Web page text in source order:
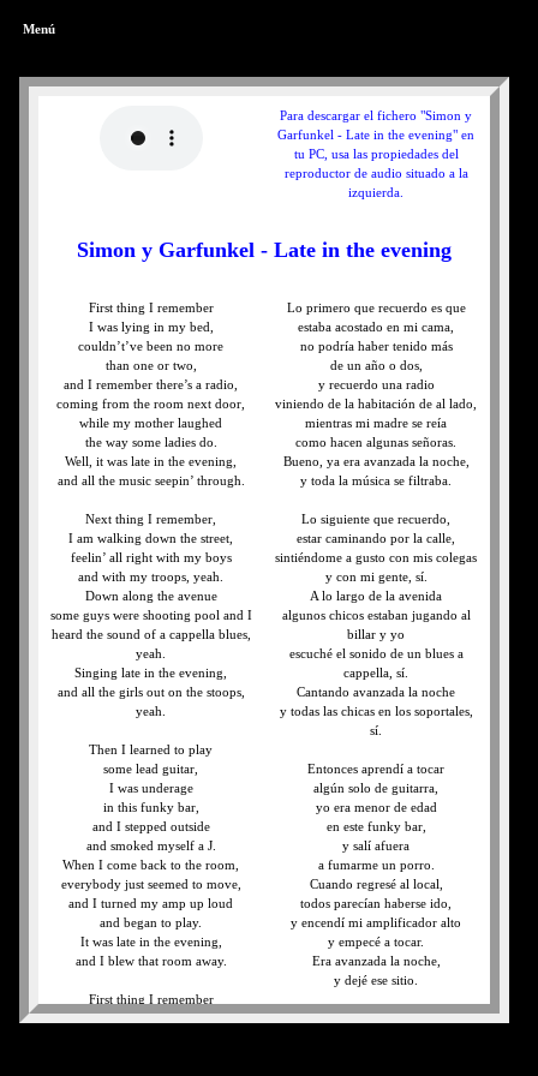
Menú
Para descargar el fichero "Simon y
Garfunkel - Late in the evening" en
tu PC, usa las propiedades del
reproductor de audio situado a la
izquierda.
Simon y Garfunkel - Late in the evening
First thing I remember
I was lying in my bed,
couldn’t’ve been no more
than one or two,
and I remember there’s a radio,
coming from the room next door,
while my mother laughed
the way some ladies do.
Well, it was late in the evening,
and all the music seepin’ through.
Next thing I remember,
I am walking down the street,
feelin’ all right with my boys
and with my troops, yeah.
Down along the avenue
some guys were shooting pool and I
heard the sound of a cappella blues,
yeah.
Singing late in the evening,
and all the girls out on the stoops,
yeah.
Then I learned to play
some lead guitar,
I was underage
in this funky bar,
and I stepped outside
and smoked myself a J.
When I come back to the room,
everybody just seemed to move,
and I turned my amp up loud
and began to play.
It was late in the evening,
and I blew that room away.
First thing I remember
when you came into my life,
Lo primero que recuerdo es que
estaba acostado en mi cama,
no podría haber tenido más
de un año o dos,
y recuerdo una radio
viniendo de la habitación de al lado,
mientras mi madre se reía
como hacen algunas señoras.
Bueno, ya era avanzada la noche,
y toda la música se filtraba.
Lo siguiente que recuerdo,
estar caminando por la calle,
sintiéndome a gusto con mis colegas
y con mi gente, sí.
A lo largo de la avenida
algunos chicos estaban jugando al
billar y yo
escuché el sonido de un blues a
cappella, sí.
Cantando avanzada la noche
y todas las chicas en los soportales,
sí.
Entonces aprendí a tocar
algún solo de guitarra,
yo era menor de edad
en este funky bar,
y salí afuera
a fumarme un porro.
Cuando regresé al local,
todos parecían haberse ido,
y encendí mi amplificador alto
y empecé a tocar.
Era avanzada la noche,
y dejé ese sitio.
Lo primero que recuerdo